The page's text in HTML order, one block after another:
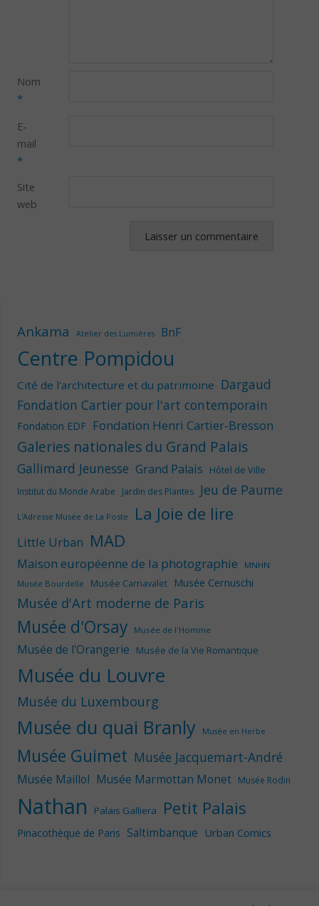
Nom
*
E-
mail
*
Site
web
Ankama Atelier des Lumières BnF
Centre Pompidou
Cité de l'architecture et du patrimoine Dargaud
Fondation Cartier pour l'art contemporain
Fondation EDF Fondation Henri Cartier-Bresson
Galeries nationales du Grand Palais
Gallimard Jeunesse Grand Palais Hôtel de Ville
Institut du Monde Arabe Jardin des Plantes Jeu de Paume
L'Adresse Musée de La Poste La Joie de lire
Little Urban MAD
Maison européenne de la photographie
MNHN
Musée Bourdelle
Musée Carnavalet Musée Cernuschi
Musée d'Art moderne de Paris
Musée d'Orsay Musée de l'Homme
Musée de l'Orangerie Musée de la Vie Romantique
Musée du Louvre
Musée du Luxembourg
Musée du quai Branly Musée en Herbe
Musée Guimet Musée Jacquemart-André
Musée Maillol Musée Marmottan Monet Musée Rodin
Nathan Palais Galliera Petit Palais
Pinacothèque de Paris Saltimbanque Urban Comics